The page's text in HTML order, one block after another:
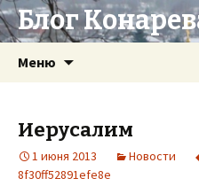
Блог
Меню
Иерусалим
1 июня 2013 Новости
8f30ff52891efe8e